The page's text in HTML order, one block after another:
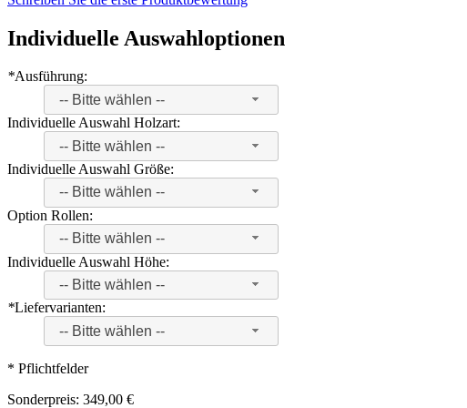
Individuelle Auswahloptionen
*Ausführung:
-- Bitte wählen --
Individuelle Auswahl Holzart:
-- Bitte wählen --
Individuelle Auswahl Größe:
-- Bitte wählen --
Option Rollen:
-- Bitte wählen --
Individuelle Auswahl Höhe:
-- Bitte wählen --
*Liefervarianten:
-- Bitte wählen --
* Pflichtfelder
Sonderpreis: 349,00 €